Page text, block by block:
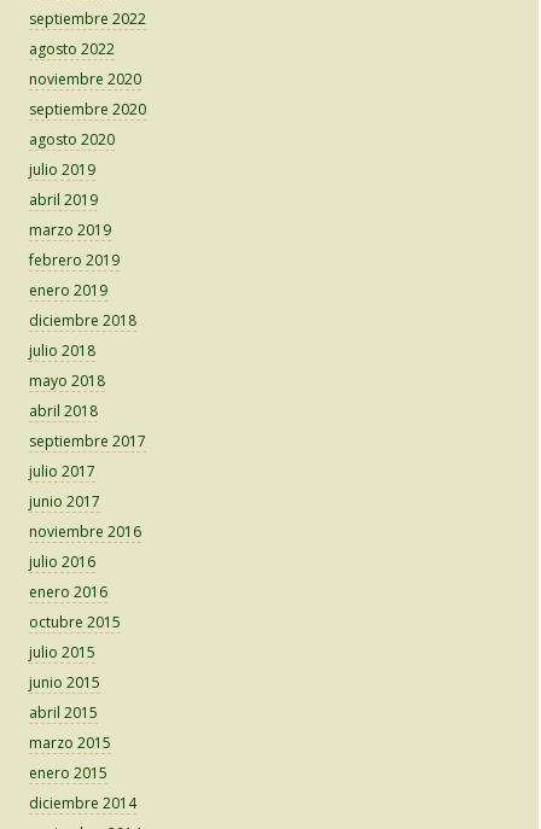
septiembre 2022
agosto 2022
noviembre 2020
septiembre 2020
agosto 2020
julio 2019
abril 2019
marzo 2019
febrero 2019
enero 2019
diciembre 2018
julio 2018
mayo 2018
abril 2018
septiembre 2017
julio 2017
junio 2017
noviembre 2016
julio 2016
enero 2016
octubre 2015
julio 2015
junio 2015
abril 2015
marzo 2015
enero 2015
diciembre 2014